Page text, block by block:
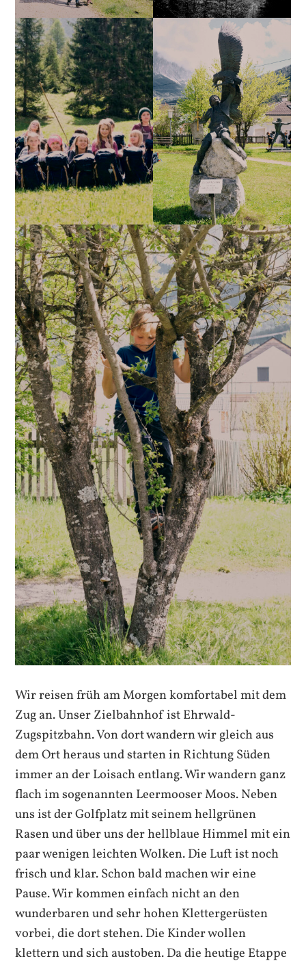
Wir reisen früh am Morgen komfortabel mit dem
Zug an. Unser Zielbahnhof ist Ehrwald-
Zugspitzbahn. Von dort wandern wir gleich aus
dem Ort heraus und starten in Richtung Süden
immer an der Loisach entlang. Wir wandern ganz
flach im sogenannten Leermooser Moos. Neben
uns ist der Golfplatz mit seinem hellgrünen
Rasen und über uns der hellblaue Himmel mit ein
paar wenigen leichten Wolken. Die Luft ist noch
frisch und klar. Schon bald machen wir eine
Pause. Wir kommen einfach nicht an den
wunderbaren und sehr hohen Klettergerüsten
vorbei, die dort stehen. Die Kinder wollen
klettern und sich austoben. Da die heutige Etappe